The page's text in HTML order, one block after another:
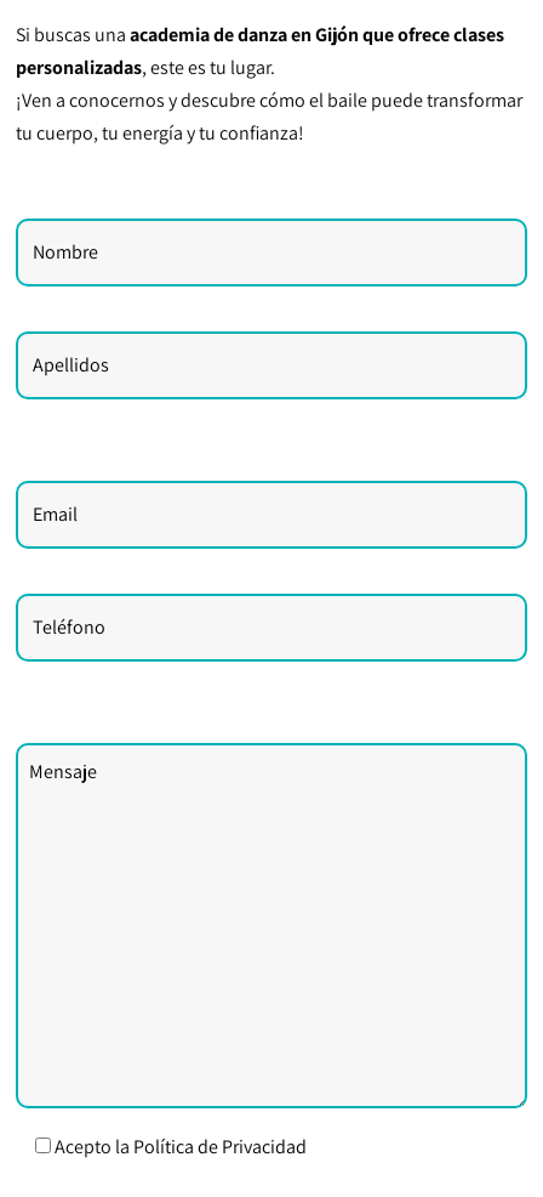
Si buscas unaacademia de danza en Gijón que ofrece clases
personalizadas, este es tu lugar.
¡Ven a conocernos y descubre cómo el baile puede transformar
tu cuerpo, tu energía y tu confianza!
Acepto la Política de Privacidad